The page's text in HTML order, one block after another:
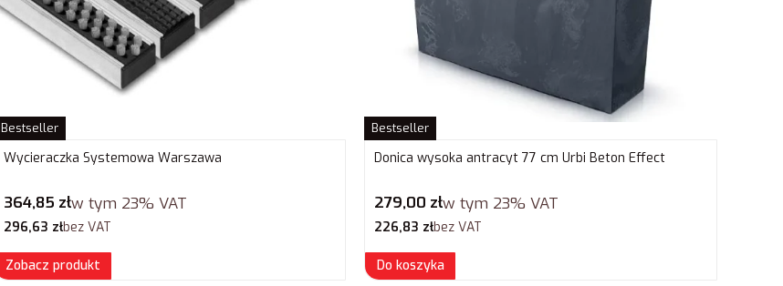
Bestseller
Wycieraczka Systemowa Warszawa
Cena brutto
364,85 złw tym 23% VAT
Cena netto
296,63 złbez VAT
Zobacz produkt
Bestseller
Donica wysoka antracyt 77 cm Urbi Beton Effect
Cena brutto
279,00 złw tym 23%VAT
Cena netto
226,83 złbez VAT
Do koszyka